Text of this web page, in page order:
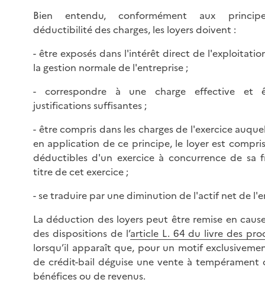
Bien entendu, conformément aux
déductibilité des charges, les loyers doivent :
- être exposés dans l'intérêt direct de
la gestion normale de l'entreprise ;
- correspondre à une charge effective et
justifications suffisantes ;
- être compris dans les charges de l'exercice
en application de ce principe, le loyer est
déductibles d'un exercice à concurrence de sa
titre de cet exercice ;
- se traduire par une diminution de l'actif net de
La déduction des loyers peut être remise en
des dispositions de l’article L. 64 du livre des
lorsqu’il apparaît que, pour un motif
de crédit-bail déguise une vente à
bénéfices ou de revenus.